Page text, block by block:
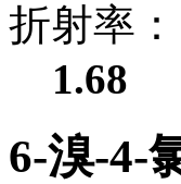
折射率：
1.68
6-溴-4-